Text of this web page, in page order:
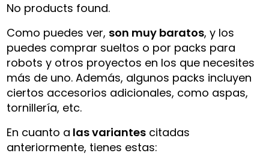
No products found.
Como puedes ver, son muy baratos, y los
puedes comprar sueltos o por packs para
robots y otros proyectos en los que necesites
más de uno. Además, algunos packs incluyen
ciertos accesorios adicionales, como aspas,
tornillería, etc.
En cuanto a las variantes citadas
anteriormente, tienes estas: